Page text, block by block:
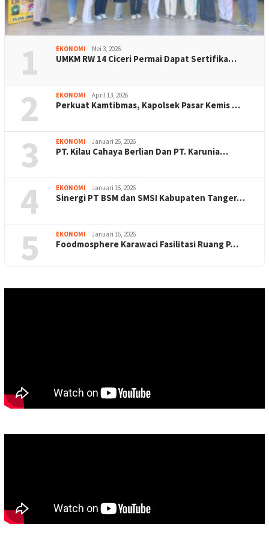
1 EKONOMI Mei 3, 2026
UMKM RW 14 Ciceri Permai Dapat Sertifika…
2 EKONOMI April 13, 2026
Perkuat Kamtibmas, Kapolsek Pasar Kemis …
3 EKONOMI Januari 26, 2026
PT. Kilau Cahaya Berlian Dan PT. Karunia…
4 EKONOMI Januari 16, 2026
Sinergi PT BSM dan SMSI Kabupaten Tanger…
5 EKONOMI Januari 16, 2026
Foodmosphere Karawaci Fasilitasi Ruang P…